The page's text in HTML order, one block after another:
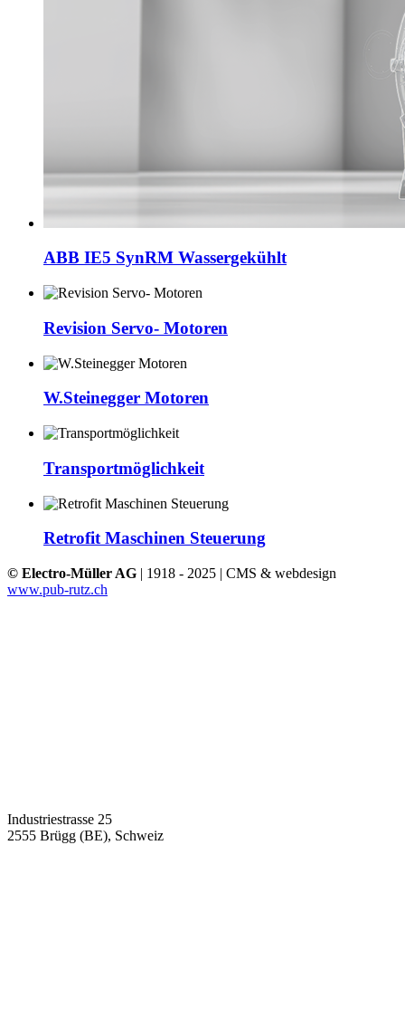
ABB IE5 SynRM Wassergekühlt
Revision Servo- Motoren
W.Steinegger Motoren
Transportmöglichkeit
Retrofit Maschinen Steuerung
© Electro-Müller AG | 1918 - 2025 | CMS & webdesign
www.pub-rutz.ch
Industriestrasse 25
2555 Brügg (BE), Schweiz